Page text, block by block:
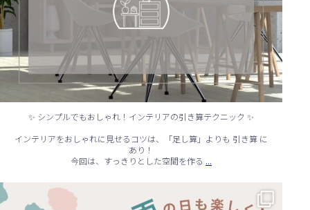
✨ シンプルでもおしゃれ！インテリアの引き算テクニック ✨
インテリアをおしゃれに見せるコツは、「足し算」よりも 引き算 に
あり！
今回は、すっきりとした空間を作る ...
☔ 雨の日でも快適に！室内でできる遊びアイデア 🌈
...